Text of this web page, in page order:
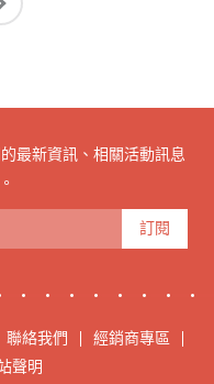
最新資訊、相關活動訊息
訂閱
聯絡我們
經銷商專區
聲明